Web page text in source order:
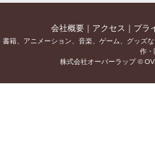
会社概要 アクセス プラ
書籍、アニメーション、音楽、ゲーム、グッズ
作・
株式会社オーバーラップ ©